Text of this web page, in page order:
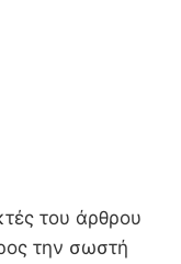
του άρθρου
την σωστή